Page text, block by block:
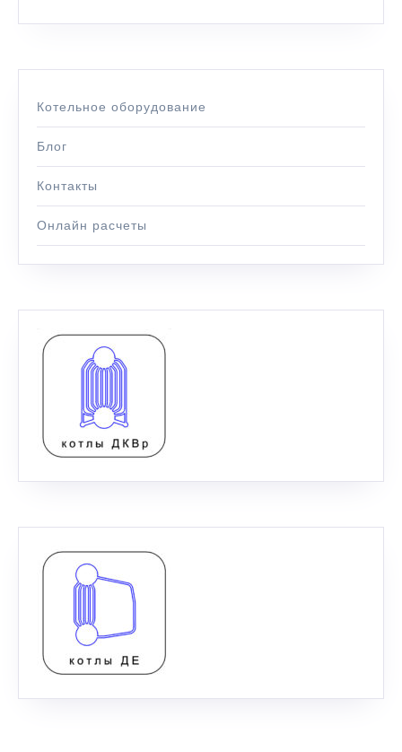
Котельное оборудование
Блог
Контакты
Онлайн расчеты